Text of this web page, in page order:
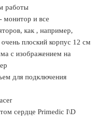
работы
монитор и все
как , например,
плоский корпус 12 см
с изображением на
для подключения
сердце Primedic I\D